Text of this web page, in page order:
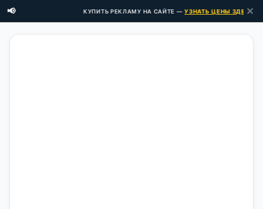
📢 КУПИТЬ РЕКЛАМУ НА САЙТЕ —УЗНАТЬ ЦЕНЫ ЗДЕСЬ → ✕